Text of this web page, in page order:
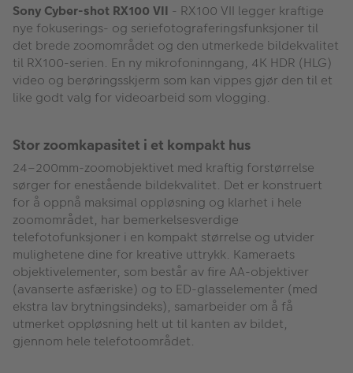
Sony Cyber-shot RX100 VII - RX100 VII legger kraftige
nye fokuserings- og seriefotograferingsfunksjoner til
det brede zoomområdet og den utmerkede bildekvalitet
til RX100-serien. En ny mikrofoninngang, 4K HDR (HLG)
video og berøringsskjerm som kan vippes gjør den til et
like godt valg for videoarbeid som vlogging.
Stor zoomkapasitet i et kompakt hus
24–200mm-zoomobjektivet med kraftig forstørrelse
sørger for enestående bildekvalitet. Det er konstruert
for å oppnå maksimal oppløsning og klarhet i hele
zoomområdet, har bemerkelsesverdige
telefotofunksjoner i en kompakt størrelse og utvider
mulighetene dine for kreative uttrykk. Kameraets
objektivelementer, som består av fire AA-objektiver
(avanserte asfæriske) og to ED-glasselementer (med
ekstra lav brytningsindeks), samarbeider om å få
utmerket oppløsning helt ut til kanten av bildet,
gjennom hele telefotoområdet.